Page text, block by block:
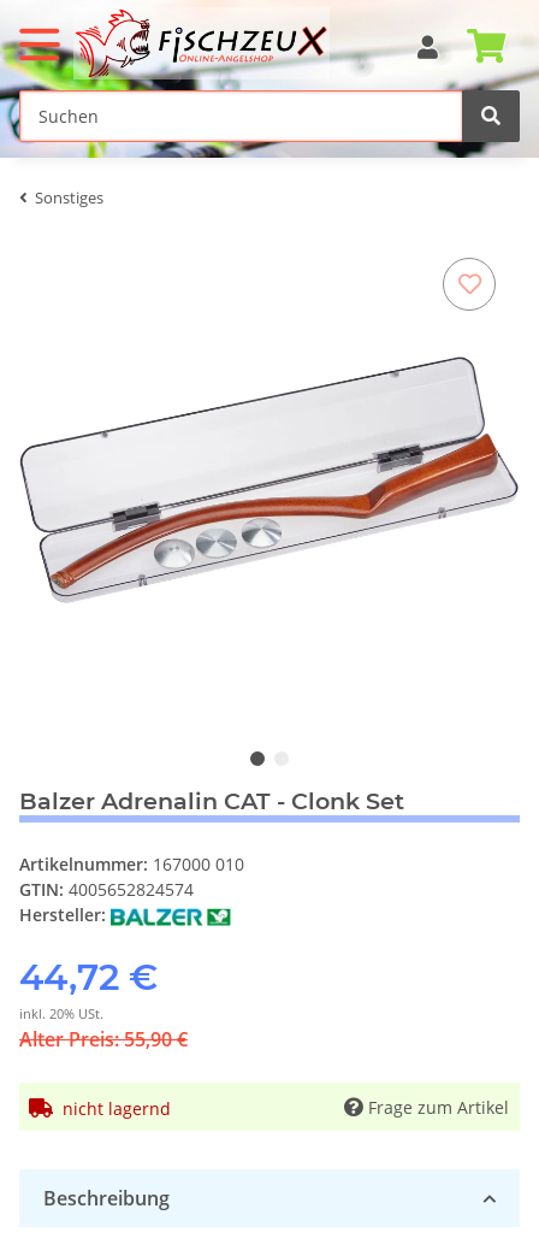
Sonstiges
Balzer Adrenalin CAT - Clonk Set
Artikelnummer: 167000 010
GTIN: 4005652824574
Hersteller:
44,72 €
inkl. 20% USt.
Alter Preis: 55,90 €
nicht lagernd Frage zum Artikel
Beschreibung